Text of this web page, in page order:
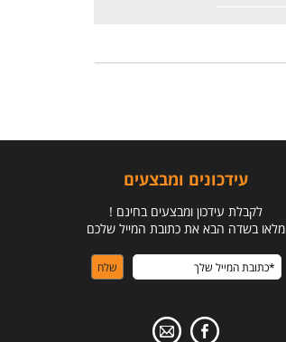
עידכונים ומבצעים
לקבלת עידכון ומבצעים בחינם !
מלאו בשדה הבא את כתובת המייל שלכם